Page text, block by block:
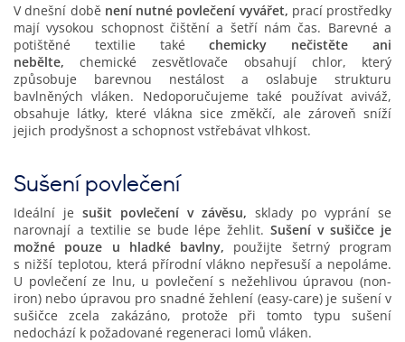
V dnešní době není nutné povlečení vyvářet, prací prostředky
mají vysokou schopnost čištění a šetří nám čas. Barevné a
potištěné textilie takéchemicky nečistěte ani
nebělte, chemické zesvětlovače obsahují chlor, který
způsobuje barevnou nestálost a oslabuje strukturu
bavlněných vláken. Nedoporučujeme také používat aviváž,
obsahuje látky, které vlákna sice změkčí, ale zároveň sníží
jejich prodyšnost a schopnost vstřebávat vlhkost.
Sušení povlečení
Ideální je sušit povlečení v závěsu, sklady po vyprání se
narovnají a textilie se bude lépe žehlit.Sušení v sušičce je
možné pouze u hladké bavlny, použijte šetrný program
s nižší teplotou, která přírodní vlákno nepřesuší a nepoláme.
U povlečení ze lnu, u povlečení s nežehlivou úpravou (non-
iron) nebo úpravou pro snadné žehlení (easy-care) je sušení v
sušičce zcela zakázáno, protože při tomto typu sušení
nedochází k požadované regeneraci lomů vláken.